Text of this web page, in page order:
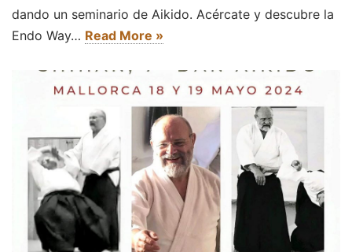
dando un seminario de Aikido. Acércate y descubre la
Endo Way… Read More »